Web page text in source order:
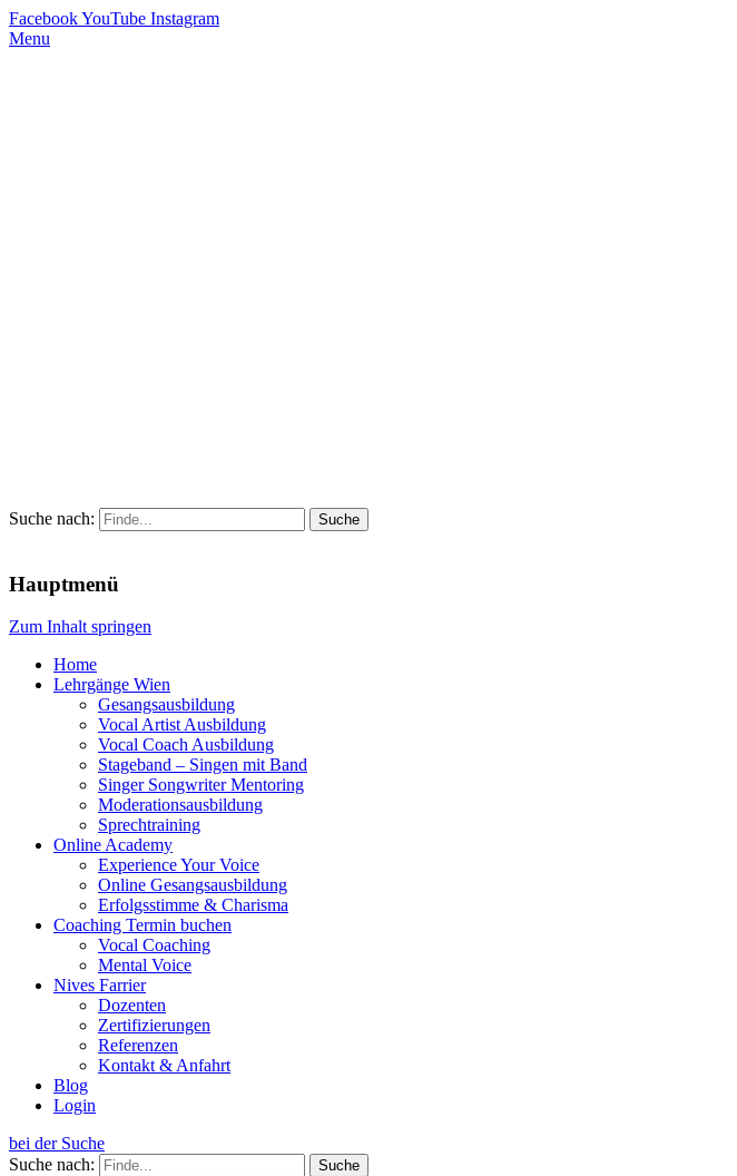
FacebookYouTube Instagram
Menu
Suche nach:
Hauptmenü
Zum Inhalt springen
Home
Lehrgänge Wien
Gesangsausbildung
Vocal Artist Ausbildung
Vocal Coach Ausbildung
Stageband – Singen mit Band
Singer Songwriter Mentoring
Moderationsausbildung
Sprechtraining
Online Academy
Experience Your Voice
Online Gesangsausbildung
Erfolgsstimme & Charisma
Coaching Termin buchen
Vocal Coaching
Mental Voice
Nives Farrier
Dozenten
Zertifizierungen
Referenzen
Kontakt & Anfahrt
Blog
Login
bei der Suche
Suche nach: